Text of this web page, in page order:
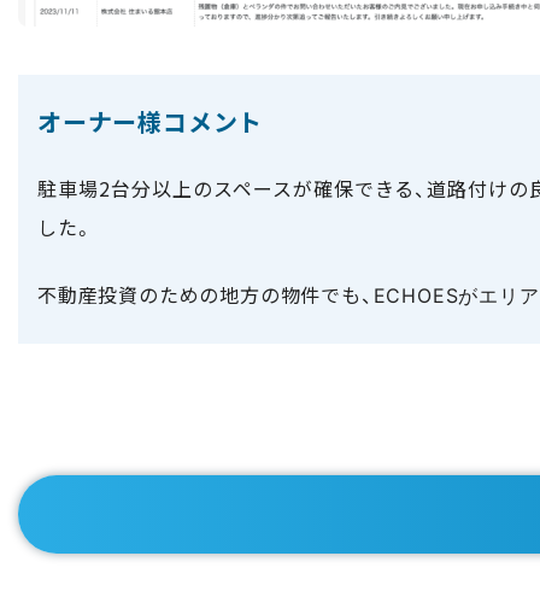
オーナー様コメント
駐車場2台分以上のスペースが確保できる、道路付け
した。
不動産投資のための地方の物件でも、 ECHOESがエリ